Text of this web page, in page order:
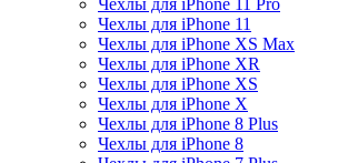
Чехлы для iPhone 11 Pro
Чехлы для iPhone 11
Чехлы для iPhone XS Max
Чехлы для iPhone XR
Чехлы для iPhone XS
Чехлы для iPhone X
Чехлы для iPhone 8 Plus
Чехлы для iPhone 8